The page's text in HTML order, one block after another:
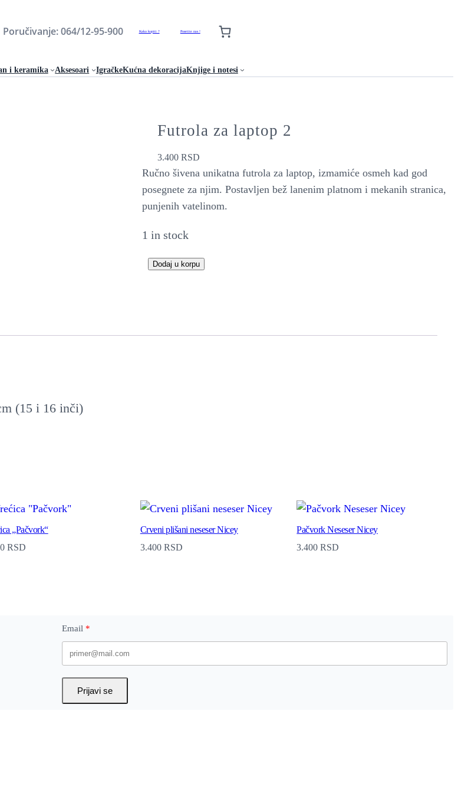
Poručivanje: 064/12-95-900 Kako kupiti ? Posetite nas !
i keramika Aksesoari IgračkeKućna dekoracijaKnjige i notesi
Futrola za laptop 2
3.400RSD
Ručno šivena unikatna futrola za laptop, izmamiće osmeh kad god
posegnete za njim. Postavljen bež lanenim platnom i mekanih stranica,
punjenih vatelinom.
1 in stock
F
r
t
o
p
Dodaj u korpu
(15 i 16 inči)
„Pačvork“
RSD
Crveni plišani neseser Nicey
3.400 RSD
Pačvork Neseser Nicey
3.400RSD
Email
Prijavi se